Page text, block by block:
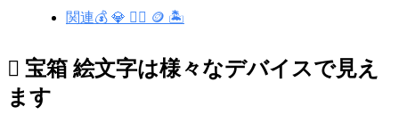
関連💰 💎 🏴‍☠️ 🪙 🏝️
🪎 宝箱 絵文字は様々なデバイスで見え
ます